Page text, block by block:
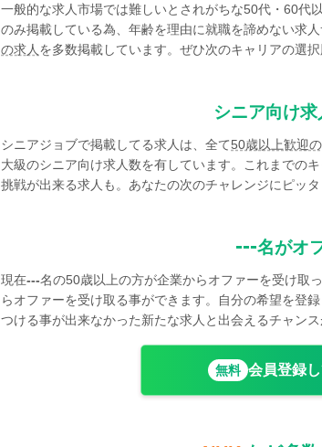
一般的な求人市場では難しいとされがちな50代・60代
のみ掲載している為、年齢を理由に就職を諦めない求
の求人 を多数掲載しています。ぜひ次のキャリアの選択
シニア向け求
シニアジョブで掲載してる求人は、全て50歳以上歓迎
大級のシニア向け求人数を有しています。これまでのキ
挑戦が出来る求人も。あなたの次のチャレンジにピッタ
---名がオ
現在---名の50歳以上の方が企業からオファーを受け取
らオファーを受け取る事ができます。自分の希望を登
つける事が出来なかった新たな求人と出会えるチャンス
無料 会員登録